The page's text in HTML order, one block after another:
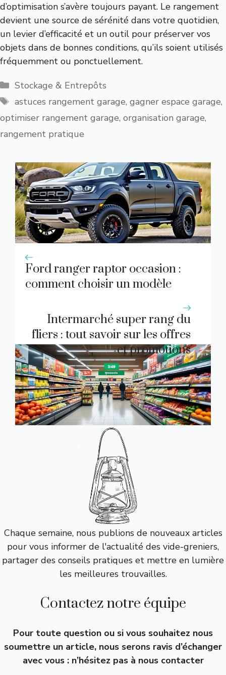
d’optimisation s’avère toujours payant. Le rangement
devient une source de sérénité dans votre quotidien,
un levier d’efficacité et un outil pour préserver vos
objets dans de bonnes conditions, qu’ils soient utilisés
fréquemment ou ponctuellement.
Catégories
Stockage & Entrepôts
Étiquettes
astuces rangement garage, gagner espace garage,
optimiser rangement garage, organisation garage,
rangement pratique
Ford ranger raptor occasion :
comment choisir un modèle
Intermarché super rang du
fliers : tout savoir sur les offres
et promotions
Chaque semaine, nous publions de nouveaux articles
pour vous informer de l'actualité des vide-greniers,
partager des conseils pratiques et mettre en lumière
les meilleures trouvailles.
Contactez notre équipe
Pour toute question ou si vous souhaitez nous
soumettre un article, nous serons ravis d’échanger
avec vous : n’hésitez pas à nous contacter